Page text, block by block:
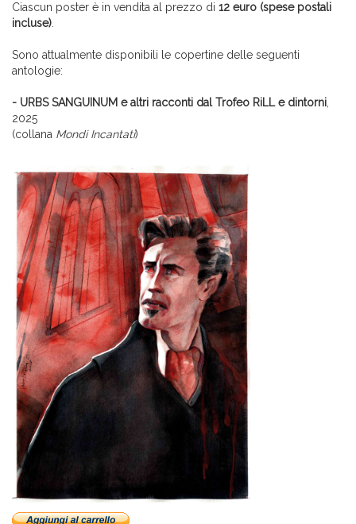
Ciascun poster è in vendita al prezzo di 12 euro (spese postali
incluse)
Sono attualmente disponibili le copertine delle seguenti
antologie:
- URBS SANGUINUM e altri racconti dal Trofeo RiLL e dintorni
2025
(collana Mondi Incantati)